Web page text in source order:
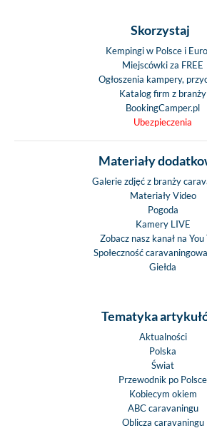
Skorzystaj
Kempingi w Polsce i
Miejscówki za FREE
Ogłoszenia kampery,
Katalog firm z branży
BookingCamper.pl
Ubezpieczenia
Materiały
Galerie zdjęć z branży
Materiały Video
Pogoda
Kamery LIVE
Zobacz nasz kanał na You
Społeczność
Giełda
Tematyka
Aktualności
Polska
Świat
Przewodnik po Polsce
Kobiecym okiem
ABC caravaningu
Oblicza caravaningu